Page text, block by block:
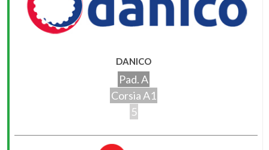
DANICO
Pad. A
Corsia A1
5